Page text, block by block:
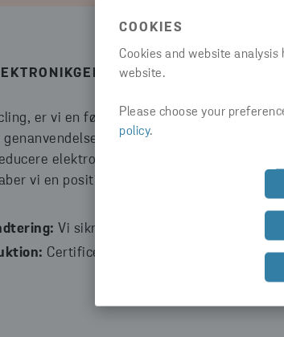
COOKIES
Cookies and website
website.
Please choose your
policy.
er vi en førende aktør inden for
af elektronikaffald,
elektronisk affald gennem innovative
vi en positiv effekt på vores fælles
Vi sikrer sikker datasletning og
Certificerede medarbejdere